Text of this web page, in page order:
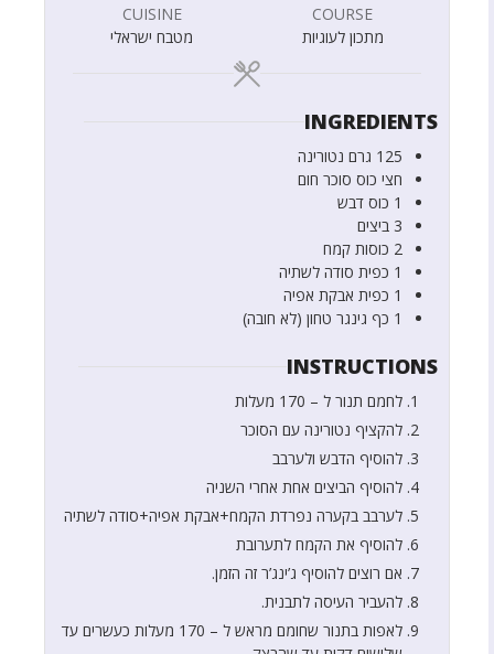
COURSE
מתכון לעוגיות
CUISINE
מטבח ישראלי
INGREDIENTS
125 גרם נטורינה
חצי כוס סוכר חום
1 כוס דבש
3 ביצים
2 כוסות קמח
1 כפית סודה לשתיה
1 כפית אבקת אפיה
1 כף גינגר טחון (לא חובה)
INSTRUCTIONS
לחמם תנור ל – 170 מעלות
להקציף נטורינה עם הסוכר
להוסיף הדבש ולערבב
להוסיף הביצים אחת אחרי השניה
לערבב בקערה נפרדת הקמח+אבקת אפיה+סודה לשתיה
להוסיף את הקמח לתערובת
אם רוצים להוסיף ג’ינג’ר זה הזמן.
להעביר העיסה לתבנית.
לאפות בתנור שחומם מראש ל – 170 מעלות כעשרים עד